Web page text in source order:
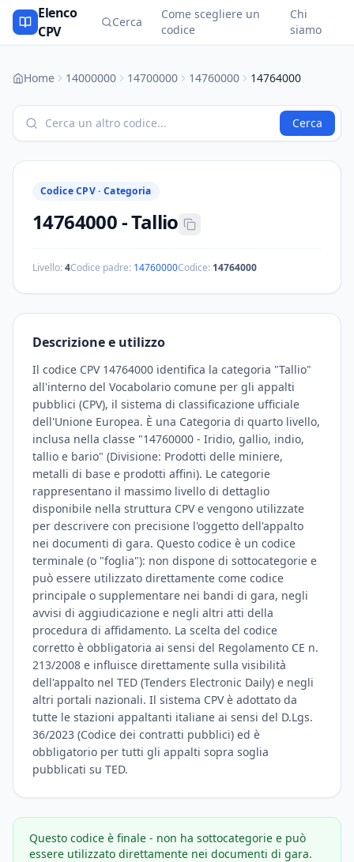
Elenco
CPV
Cerca
Come scegliere un
codice
Chi
siamo
Home 14000000 14700000 14760000 14764000
Cerca
Codice CPV · Categoria
14764000-Tallio
Livello:4Codice padre: 14760000Codice: 14764000
Descrizione e utilizzo
Il codice CPV 14764000 identifica la categoria "Tallio"
all'interno del Vocabolario comune per gli appalti
pubblici (CPV), il sistema di classificazione ufficiale
dell'Unione Europea. È una Categoria di quarto livello,
inclusa nella classe "14760000 - Iridio, gallio, indio,
tallio e bario" (Divisione: Prodotti delle miniere,
metalli di base e prodotti affini). Le categorie
rappresentano il massimo livello di dettaglio
disponibile nella struttura CPV e vengono utilizzate
per descrivere con precisione l'oggetto dell'appalto
nei documenti di gara. Questo codice è un codice
terminale (o "foglia"): non dispone di sottocategorie e
può essere utilizzato direttamente come codice
principale o supplementare nei bandi di gara, negli
avvisi di aggiudicazione e negli altri atti della
procedura di affidamento. La scelta del codice
corretto è obbligatoria ai sensi del Regolamento CE n.
213/2008 e influisce direttamente sulla visibilità
dell'appalto nel TED (Tenders Electronic Daily) e negli
altri portali nazionali. Il sistema CPV è adottato da
tutte le stazioni appaltanti italiane ai sensi del D.Lgs.
36/2023 (Codice dei contratti pubblici) ed è
obbligatorio per tutti gli appalti sopra soglia
pubblicati su TED.
Questo codice è finale - non ha sottocategorie e può
essere utilizzato direttamente nei documenti di gara.